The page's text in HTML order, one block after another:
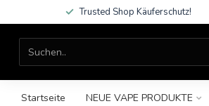
Trusted Shop Käuferschutz!
Startseite NEUE VAPE PRODUKTE